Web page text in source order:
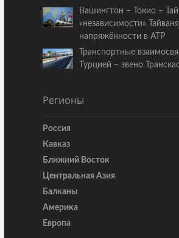
Вашингтон – Токио –
«независимости»
напряжённости в АТР
Транспортные
Турцией – звено
Регионы
Россия
Кавказ
Ближний Восток
Центральная Азия
Балканы
Америка
Европа